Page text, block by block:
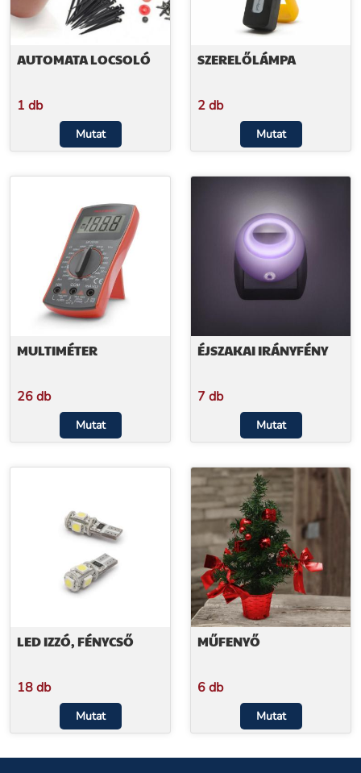
AUTOMATA LOCSOLÓ
1 db
Mutat
SZERELŐLÁMPA
2 db
Mutat
MULTIMÉTER
26 db
Mutat
ÉJSZAKAI IRÁNYFÉNY
7 db
Mutat
LED IZZÓ, FÉNYCSŐ
18 db
Mutat
MŰFENYŐ
6 db
Mutat